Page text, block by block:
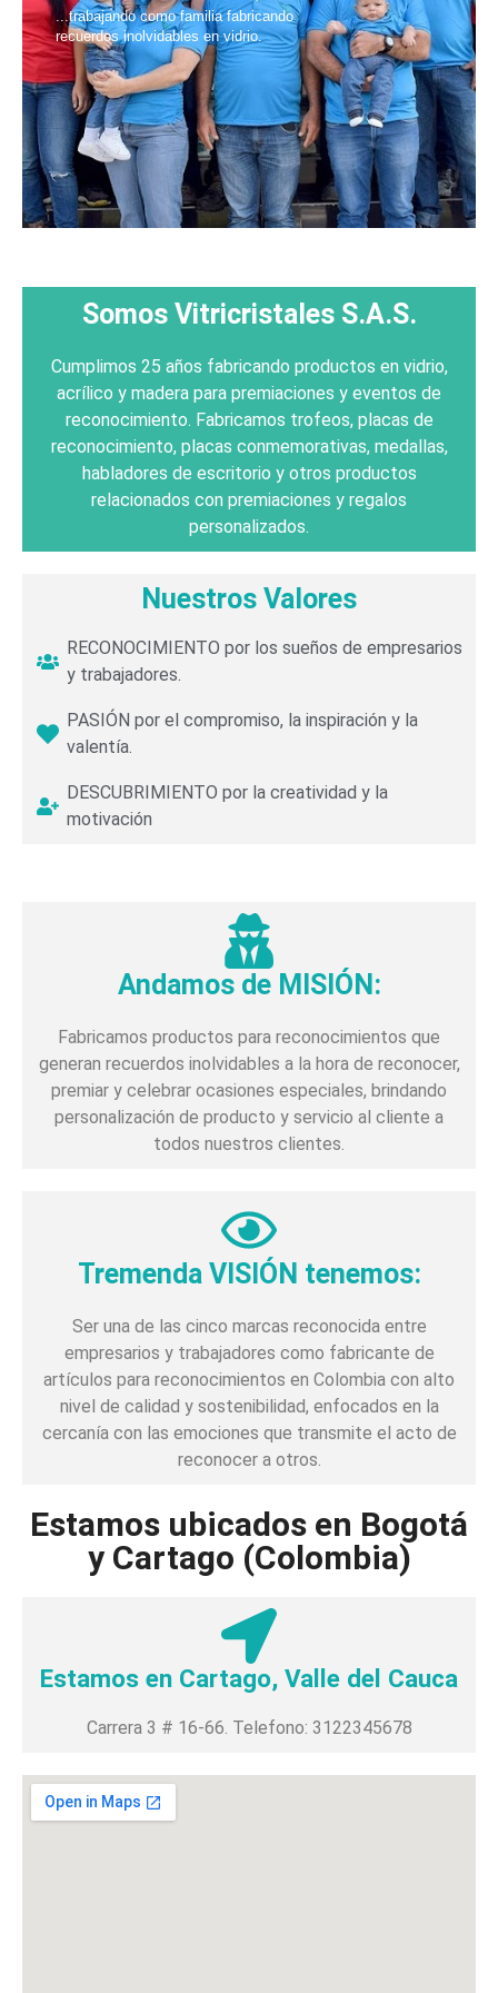
...trabajando como familia fabricando
recuerdos inolvidables en vidrio.
Somos Vitricristales S.A.S.
Cumplimos 25 años fabricando productos en vidrio,
acrílico y madera para premiaciones y eventos de
reconocimiento. Fabricamos trofeos, placas de
reconocimiento, placas conmemorativas, medallas,
habladores de escritorio y otros productos
relacionados con premiaciones y regalos
personalizados.
Nuestros Valores
RECONOCIMIENTO por los sueños de empresarios
y trabajadores.
PASIÓN por el compromiso, la inspiración y la
valentía.
DESCUBRIMIENTO por la creatividad y la
motivación
Andamos de MISIÓN:
Fabricamos productos para reconocimientos que
generan recuerdos inolvidables a la hora de reconocer,
premiar y celebrar ocasiones especiales, brindando
personalización de producto y servicio al cliente a
todos nuestros clientes.
Tremenda VISIÓN tenemos:
Ser una de las cinco marcas reconocida entre
empresarios y trabajadores como fabricante de
artículos para reconocimientos en Colombia con alto
nivel de calidad y sostenibilidad, enfocados en la
cercanía con las emociones que transmite el acto de
reconocer a otros.
Estamos ubicados en Bogotá
y Cartago (Colombia)
Estamos en Cartago, Valle del Cauca
Carrera 3 # 16-66. Telefono: 3122345678